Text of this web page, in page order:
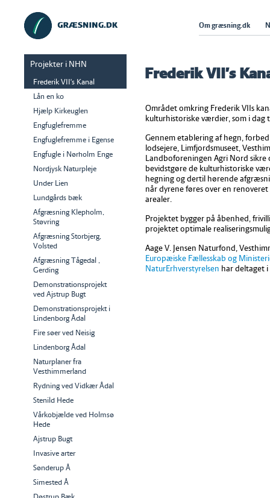
Om græsning.dk
Projekter i NHN
Frederik VII's Kanal
Lån en ko
Hjælp Kirkeuglen
Engfuglefremme
Engfuglefremme i Egense
Engfugle i Nørholm Enge
Nordjysk Naturpleje
Under Lien
Lundgårds bæk
Afgræsning Klepholm,
Støvring
Afgræsning Storbjerg,
Volsted
Afgræsning Tågedal ,
Gerding
Demonstrationsprojekt
ved Ajstrup Bugt
Demonstrationsprojekt i
Lindenborg Ådal
Fire søer ved Neisig
Lindenborg Ådal
Naturplaner fra
Vesthimmerland
Rydning ved Vidkær Ådal
Stenild Hede
Vårkobjælde ved Holmsø
Hede
Ajstrup Bugt
Invasive arter
Sønderup Å
Simested Å
Frederik VII's
Området omkring Frederik VIIs
kulturhistoriske værdier, som i dag
Gennem etablering af hegn,
lodsejere, Limfjordsmuseet,
Landboforeningen Agri Nord
bevidstgøre de kulturhistoriske
hegning og dertil hørende
når dyrene føres over en
arealer.
Projektet bygger på åbenhed,
projektet optimale
Aage V. Jensen Naturfond,
Europæiske Fællesskab og
NaturErhverstyrelsen har deltaget